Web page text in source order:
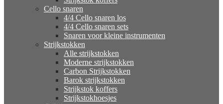
Cello snaren
4/4 Cello snaren los
4/4 Cello snaren sets
Snaren voor kleine instrumenten
Strijkstokken
Alle strijkstokken
Moderne strijkstokken
Carbon Strijkstokken
Barok strijkstokken
Strijkstok koffers
Strijkstokhoesjes